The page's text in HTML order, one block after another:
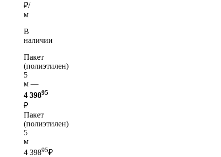
₽/
м
В
наличии
Пакет
(полиэтилен)
5
м —
4 39895
₽
Пакет
(полиэтилен)
5
м
4 39895₽